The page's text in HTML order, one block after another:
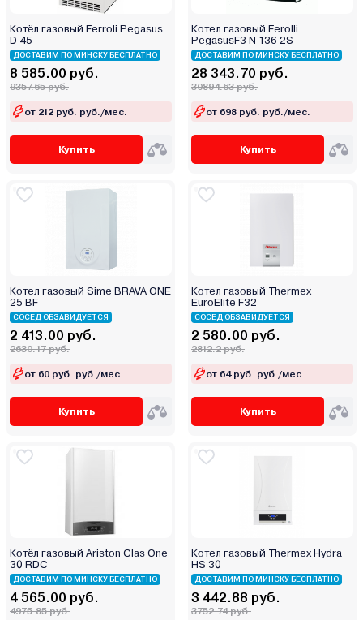
Котёл газовый Ferroli Pegasus
D 45
ДОСТАВИМ ПО МИНСКУ БЕСПЛАТНО
8 585.00 руб.
9357.65 руб.
от 212 руб. руб./мес.
Купить
Котел газовый Ferolli
PegasusF3 N 136 2S
ДОСТАВИМ ПО МИНСКУ БЕСПЛАТНО
28 343.70 руб.
30894.63 руб.
от 698 руб. руб./мес.
Купить
Котел газовый Sime BRAVA ONE
25 BF
СОСЕД ОБЗАВИДУЕТСЯ
2 413.00 руб.
2630.17 руб.
от 60 руб. руб./мес.
Купить
Котел газовый Thermex
EuroElite F32
СОСЕД ОБЗАВИДУЕТСЯ
2 580.00 руб.
2812.2 руб.
от 64 руб. руб./мес.
Купить
Котёл газовый Ariston Clas One
30 RDC
ДОСТАВИМ ПО МИНСКУ БЕСПЛАТНО
4 565.00 руб.
4975.85 руб.
Котел газовый Thermex Hydra
HS 30
ДОСТАВИМ ПО МИНСКУ БЕСПЛАТНО
3 442.88 руб.
3752.74 руб.